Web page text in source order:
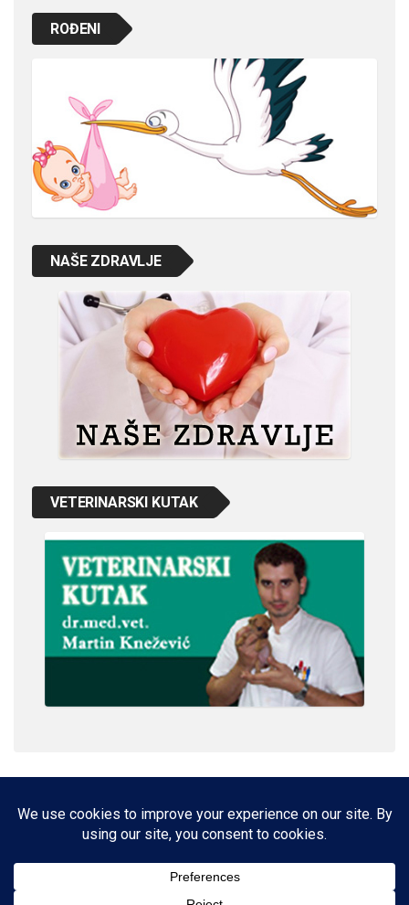
ROĐENI
NAŠE ZDRAVLJE
VETERINARSKI KUTAK
IMPRESSUM